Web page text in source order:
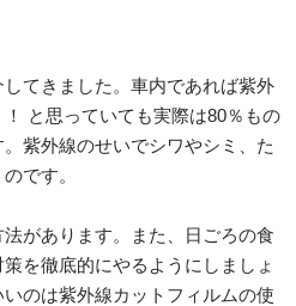
てきました。車内であれば紫外
と思っていても実際は80％もの
紫外線のせいでシワやシミ、た
です。
があります。また、日ごろの食
を徹底的にやるようにしましょ
のは紫外線カットフィルムの使